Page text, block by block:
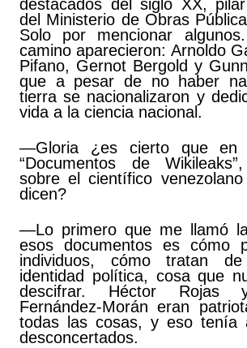
destacados del siglo XX,
del Ministerio de Obras
Solo por mencionar
camino aparecieron: Arnoldo
Pifano, Gernot Bergold y
que a pesar de no haber
tierra se nacionalizaron y
vida a la ciencia nacional.
—Gloria ¿es cierto que en
“Documentos de
sobre el científico
dicen?
—Lo primero que me llamó
esos documentos es cómo
individuos, cómo tratan
identidad política, cosa que
descifrar. Héctor Rojas
Fernández-Morán eran
todas las cosas, y eso tenía
desconcertados.